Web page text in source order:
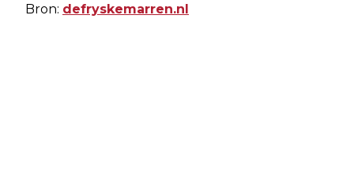
Bron: defryskemarren.nl